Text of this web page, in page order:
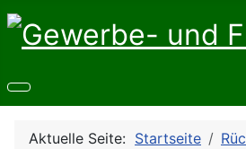
Aktuelle Seite: Startseite